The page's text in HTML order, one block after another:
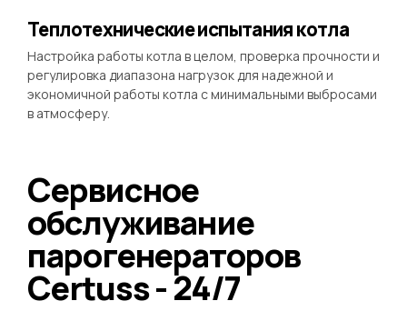
Теплотехнические испытания котла
Настройка работы котла в целом, проверка прочности и
регулировка диапазона нагрузок для надежной и
экономичной работы котла с минимальными выбросами
в атмосферу.
Сервисное
обслуживание
парогенераторов
Certuss - 24/7